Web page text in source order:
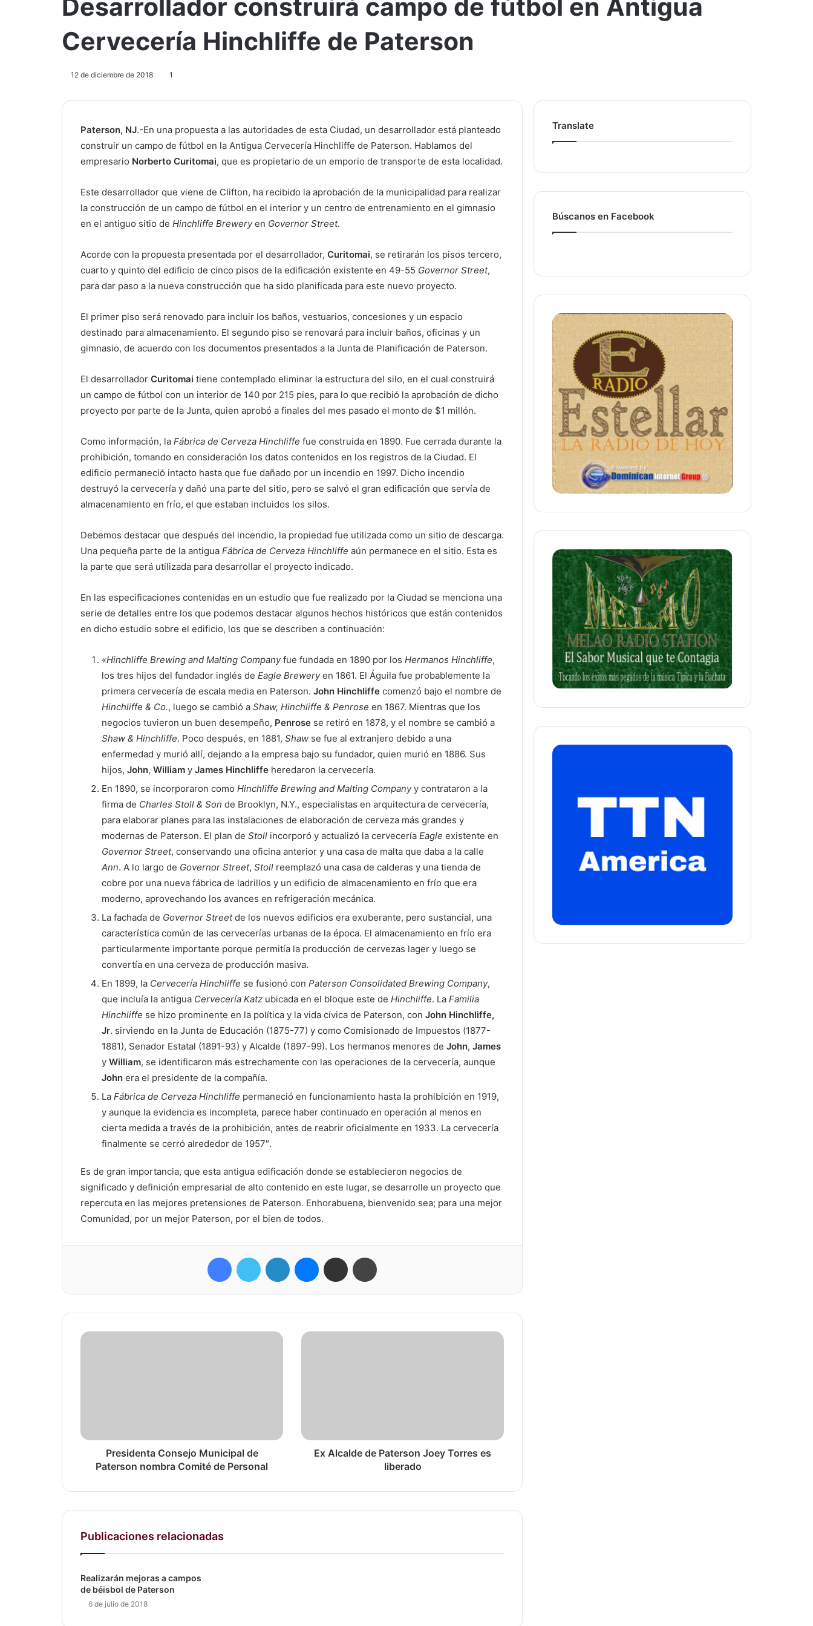
Desarrollador construirá campo de fútbol en Antigua
Cervecería Hinchliffe de Paterson
12 de diciembre de 2018 1
Paterson, NJ.-En una propuesta a las autoridades de esta Ciudad, un desarrollador está planteado
construir un campo de fútbol en la Antigua Cervecería Hinchliffe de Paterson. Hablamos del
empresario Norberto Curitomai, que es propietario de un emporio de transporte de esta localidad.
Este desarrollador que viene de Clifton, ha recibido la aprobación de la municipalidad para realizar
la construcción de un campo de fútbol en el interior y un centro de entrenamiento en el gimnasio
en el antiguo sitio de Hinchliffe Breweryen Governor Street.
Acorde con la propuesta presentada por el desarrollador, Curitomai, se retirarán los pisos tercero,
cuarto y quinto del edificio de cinco pisos de la edificación existente en 49-55 Governor Street,
para dar paso a la nueva construcción que ha sido planificada para este nuevo proyecto.
El primer piso será renovado para incluir los baños, vestuarios, concesiones y un espacio
destinado para almacenamiento. El segundo piso se renovará para incluir baños, oficinas y un
gimnasio, de acuerdo con los documentos presentados a la Junta de Planificación de Paterson.
El desarrollador Curitomai tiene contemplado eliminar la estructura del silo, en el cual construirá
un campo de fútbol con un interior de 140 por 215 pies, para lo que recibió la aprobación de dicho
proyecto por parte de la Junta, quien aprobó a finales del mes pasado el monto de $1 millón.
Como información, la Fábrica de Cerveza Hinchliffe fue construida en 1890. Fue cerrada durante la
prohibición, tomando en consideración los datos contenidos en los registros de la Ciudad. El
edificio permaneció intacto hasta que fue dañado por un incendio en 1997. Dicho incendio
destruyó la cervecería y dañó una parte del sitio, pero se salvó el gran edificación que servía de
almacenamiento en frío, el que estaban incluidos los silos.
Debemos destacar que después del incendio, la propiedad fue utilizada como un sitio de descarga.
Una pequeña parte de la antigua Fábrica de Cerveza Hinchliffe aún permanece en el sitio. Esta es
la parte que será utilizada para desarrollar el proyecto indicado.
En las especificaciones contenidas en un estudio que fue realizado por la Ciudad se menciona una
serie de detalles entre los que podemos destacar algunos hechos históricos que están contenidos
en dicho estudio sobre el edificio, los que se describen a continuación:
«Hinchliffe Brewing and Malting Companyfue fundada en 1890 por los Hermanos Hinchliffe,
los tres hijos del fundador inglés de Eagle Breweryen 1861. El Águila fue probablemente la
primera cervecería de escala media en Paterson. John Hinchliffe comenzó bajo el nombre de
Hinchliffe & Co., luego se cambió a Shaw, Hinchliffe & Penrose en 1867. Mientras que los
negocios tuvieron un buen desempeño, Penrose se retiró en 1878, y el nombre se cambió a
Shaw & Hinchliffe. Poco después, en 1881, Shaw se fue al extranjero debido a una
enfermedad y murió allí, dejando a la empresa bajo su fundador, quien murió en 1886. Sus
hijos, John, William y James Hinchliffe heredaron la cervecería.
En 1890, se incorporaron como Hinchliffe Brewing and Malting Companyy contrataron a la
firma de Charles Stoll & Son de Brooklyn, N.Y., especialistas en arquitectura de cervecería,
para elaborar planes para las instalaciones de elaboración de cerveza más grandes y
modernas de Paterson. El plan de Stoll incorporó y actualizó la cervecería Eagle existente en
Governor Street, conservando una oficina anterior y una casa de malta que daba a la calle
Ann. A lo largo de Governor Street, Stoll reemplazó una casa de calderas y una tienda de
cobre por una nueva fábrica de ladrillos y un edificio de almacenamiento en frío que era
moderno, aprovechando los avances en refrigeración mecánica.
La fachada de Governor Streetde los nuevos edificios era exuberante, pero sustancial, una
característica común de las cervecerías urbanas de la época. El almacenamiento en frío era
particularmente importante porque permitía la producción de cervezas lager y luego se
convertía en una cerveza de producción masiva.
En 1899, la Cervecería Hinchliffe se fusionó con Paterson Consolidated Brewing Company,
que incluía la antigua Cervecería Katz ubicada en el bloque este de Hinchliffe. La Familia
Hinchliffe se hizo prominente en la política y la vida cívica de Paterson, con John Hinchliffe,
Jr. sirviendo en la Junta de Educación (1875-77) y como Comisionado de Impuestos (1877-
1881), Senador Estatal (1891-93) y Alcalde (1897-99). Los hermanos menores de John, James
y William, se identificaron más estrechamente con las operaciones de la cervecería, aunque
John era el presidente de la compañía.
La Fábrica de Cerveza Hinchliffe permaneció en funcionamiento hasta la prohibición en 1919,
y aunque la evidencia es incompleta, parece haber continuado en operación al menos en
cierta medida a través de la prohibición, antes de reabrir oficialmente en 1933. La cervecería
finalmente se cerró alrededor de 1957″.
Es de gran importancia, que esta antigua edificación donde se establecieron negocios de
significado y definición empresarial de alto contenido en este lugar, se desarrolle un proyecto que
repercuta en las mejores pretensiones de Paterson. Enhorabuena, bienvenido sea; para una mejor
Comunidad, por un mejor Paterson, por el bien de todos.
FacebookTwitter LinkedIn MessengerCompartir por correo electrónico
Presidenta Consejo Municipal de
Paterson nombra Comité de Personal
Ex Alcalde de Paterson Joey Torres es
liberado
Publicaciones relacionadas
Realizarán mejoras a campos
de béisbol de Paterson
6 de julio de 2018
Translate
Búscanos en Facebook